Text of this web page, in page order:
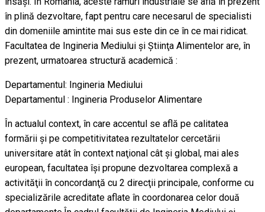
în plină dezvoltare, fapt pentru care necesarul de specialisti
din domeniile amintite mai sus este din ce în ce mai ridicat.
Facultatea de Ingineria Mediului și Ştiinţa Alimentelor are, în
prezent, urmatoarea structură academică :
Departamentul: Ingineria Mediului
Departamentul : Ingineria Produselor Alimentare
În actualul context, în care accentul se află pe calitatea
formării şi pe competitivitatea rezultatelor cercetării
universitare atât în context naţional cât şi global, mai ales
european, facultatea îşi propune dezvoltarea complexă a
activităţii în concordanţă cu 2 direcţii principale, conforme cu
specializările acreditate aflate în coordonarea celor două